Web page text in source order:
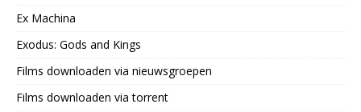
Ex Machina
Exodus: Gods and Kings
Films downloaden via nieuwsgroepen
Films downloaden via torrent